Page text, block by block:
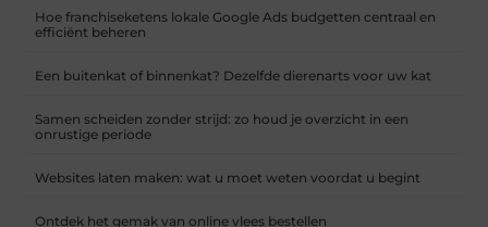
Hoe franchiseketens lokale Google Ads budgetten centraal en
efficiënt beheren
Een buitenkat of binnenkat? Dezelfde dierenarts voor uw kat
Samen scheiden zonder strijd: zo houd je overzicht in een
onrustige periode
Websites laten maken: wat u moet weten voordat u begint
Ontdek het gemak van online vlees bestellen